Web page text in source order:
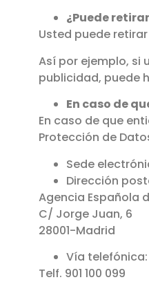
¿Puede
Usted puede
Así por ejemplo, si
publicidad, puede
En caso de
En caso de que
Protección de
Sede
Dirección
Agencia Española
C/ Jorge Juan, 6
28001-Madrid
Vía telefónica:
Telf. 901 100 099